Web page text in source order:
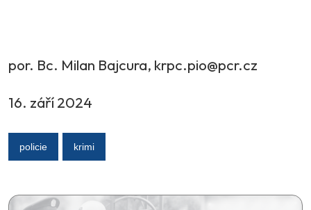
por. Bc. Milan Bajcura, krpc.pio@pcr.cz
16. září 2024
policie krimi